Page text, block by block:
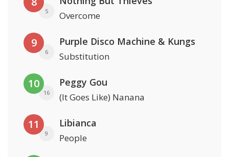
5 Overcome
9
6
Purple Disco Machine & Kungs
Substitution
10
16
Peggy Gou
(It Goes Like) Nanana
11
9
Libianca
People